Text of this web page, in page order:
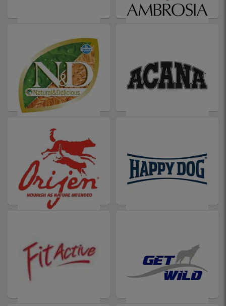
AMBROSIA
N&D
ORIJEN